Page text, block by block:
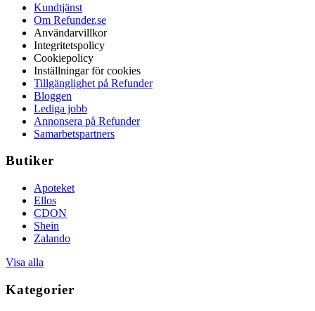
Kundtjänst
Om Refunder.se
Användarvillkor
Integritetspolicy
Cookiepolicy
Inställningar för cookies
Tillgänglighet på Refunder
Bloggen
Lediga jobb
Annonsera på Refunder
Samarbetspartners
Butiker
Apoteket
Ellos
CDON
Shein
Zalando
Visa alla
Kategorier